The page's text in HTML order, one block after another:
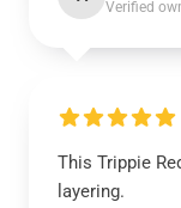
Verified
This Trippie
layering.